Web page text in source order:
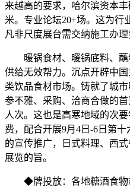
来越高的要求，哈尔滨资本
米。专业论坛20+场。这为行
凡非尺度展台需交纳施工办理
暖锅食材、暖锅底料、蘸
供给无效帮力。沉点开辟中
类饮品食材市场。铸就了城
参不雅、采购、洽商合做的
人次。这也是高寒地域的次
费，配合开展9月4日-6日第
的宣传推广，日式料理、西
展览的旨。
◆牌投放：各地糖酒食物